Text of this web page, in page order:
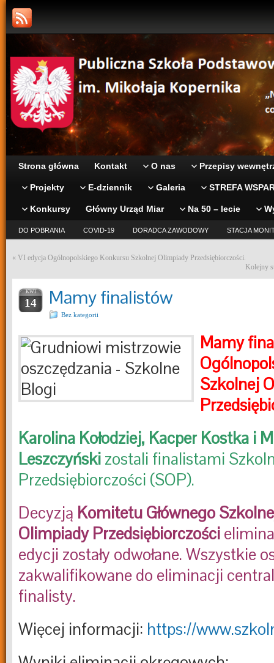
Strona główna Kontakt O nas Przepisy
Projekty E-dziennik Galeria STREFA
Konkursy Główny Urząd Miar Na 50 – lecie
DO POBRANIA COVID-19 DORADCA ZAWODOWY STACJA
« VI edycja Ogólnopolskiego Konkursu Szkolnej Olimpiady Przedsiębiorczości.
Kolejny
KWI
14 Mamy finalistów
Bez kategorii
Mamy
Szkolnej
Karolina Kołodziej, Kacper Kostka i
Leszczyński zostali finalistami
Przedsiębiorczości (SOP).
Decyzją Komitetu Głównego
Olimpiady Przedsiębiorczości
edycji zostały odwołane. Wszystkie
zakwalifikowane do eliminacji
finalisty.
Więcej informacji: https://